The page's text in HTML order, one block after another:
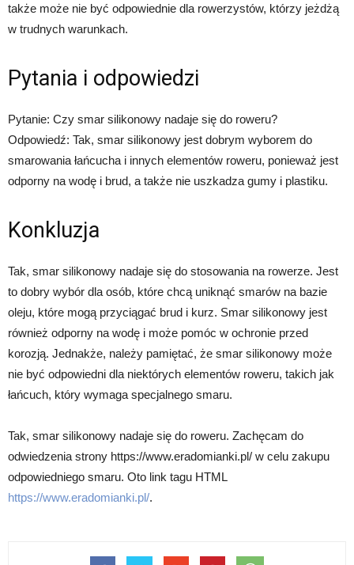
także może nie być odpowiednie dla rowerzystów, którzy jeżdżą
w trudnych warunkach.
Pytania i odpowiedzi
Pytanie: Czy smar silikonowy nadaje się do roweru?
Odpowiedź: Tak, smar silikonowy jest dobrym wyborem do
smarowania łańcucha i innych elementów roweru, ponieważ jest
odporny na wodę i brud, a także nie uszkadza gumy i plastiku.
Konkluzja
Tak, smar silikonowy nadaje się do stosowania na rowerze. Jest
to dobry wybór dla osób, które chcą uniknąć smarów na bazie
oleju, które mogą przyciągać brud i kurz. Smar silikonowy jest
również odporny na wodę i może pomóc w ochronie przed
korozją. Jednakże, należy pamiętać, że smar silikonowy może
nie być odpowiedni dla niektórych elementów roweru, takich jak
łańcuch, który wymaga specjalnego smaru.
Tak, smar silikonowy nadaje się do roweru. Zachęcam do
odwiedzenia strony https://www.eradomianki.pl/ w celu zakupu
odpowiedniego smaru. Oto link tagu HTML
https://www.eradomianki.pl/.